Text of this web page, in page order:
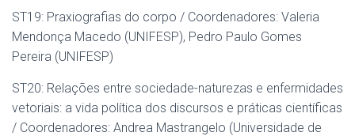
ST19: Praxiografias do corpo / Coordenadores: Valeria
Mendonça Macedo (UNIFESP), Pedro Paulo Gomes
Pereira (UNIFESP)
ST20: Relações entre sociedade-naturezas e enfermidades
vetoriais: a vida política dos discursos e práticas científicas
/ Coordenadores: Andrea Mastrangelo (Universidade de